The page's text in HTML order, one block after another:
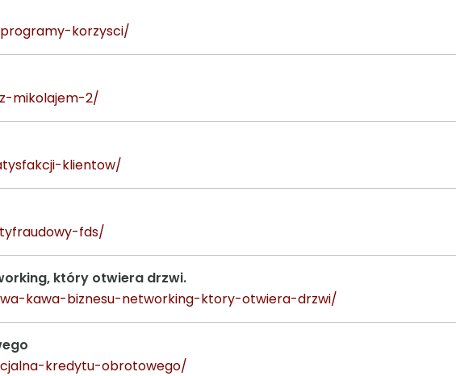
korzysci/
mikolajem-2/
klientow/
fds/
który otwiera drzwi.
kawa-biznesu-networking-ktory-otwiera-drzwi/
kredytu-obrotowego/